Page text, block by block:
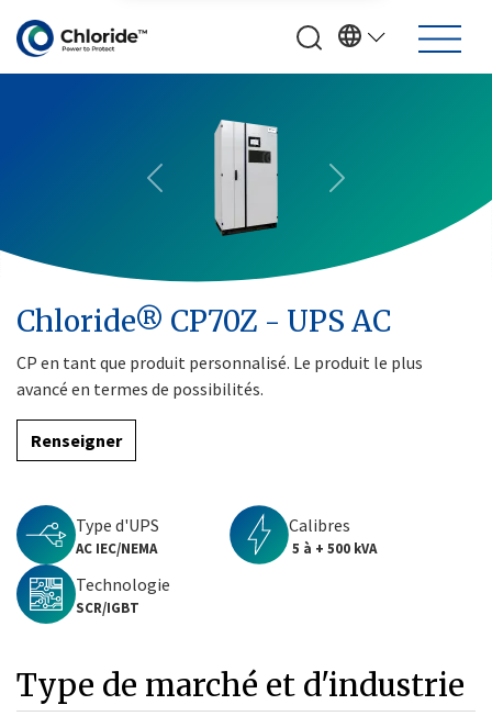
Previous Next
Chloride® CP70Z - UPS AC
CP en tant que produit personnalisé. Le produit le plus
avancé en termes de possibilités.
Renseigner
Type d'UPS
AC IEC/NEMA
Calibres
5 à + 500 kVA
Technologie
SCR/IGBT
Type de marché et d'industrie